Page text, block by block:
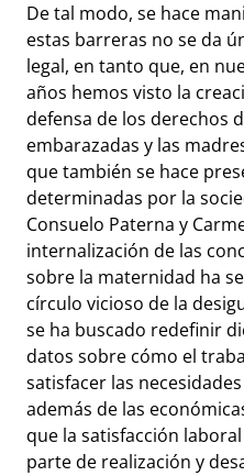
De tal modo, se hace
estas barreras no se da
legal, en tanto que, en
años hemos visto la
defensa de los derechos
embarazadas y las
que también se hace
determinadas por la
Consuelo Paterna y
internalización de las
sobre la maternidad ha
círculo vicioso de la
se ha buscado redefinir
datos sobre cómo el
satisfacer las
además de las
que la satisfacción
parte de realización y